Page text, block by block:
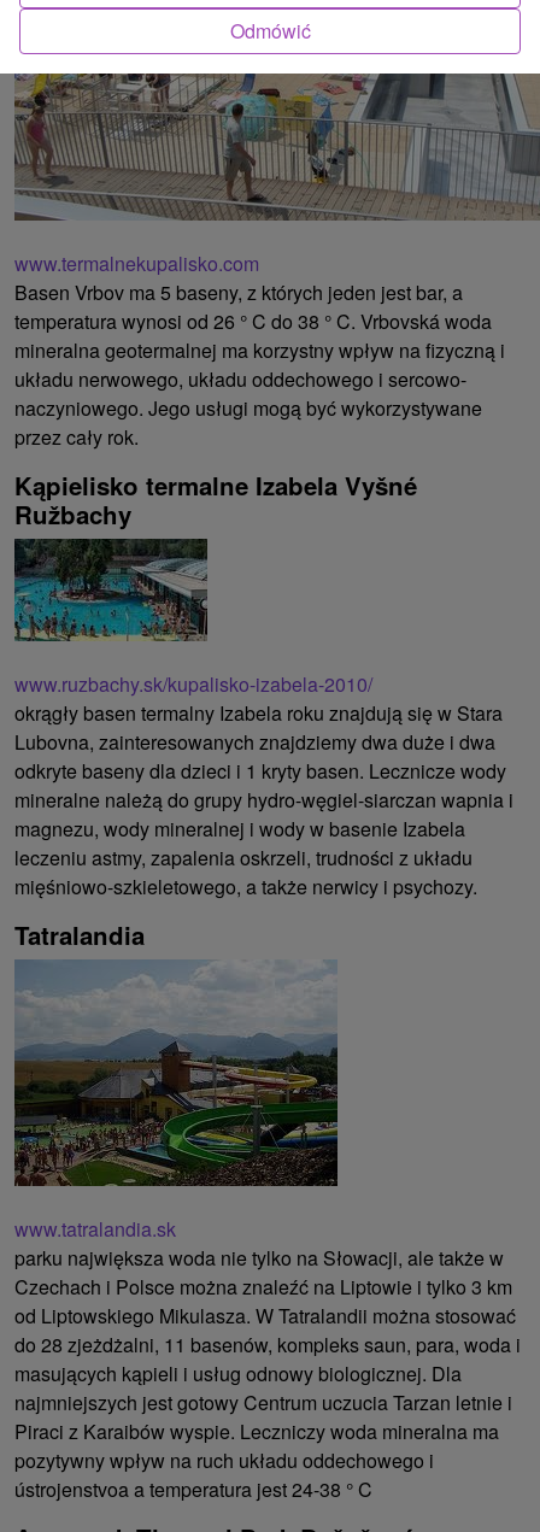
www.termalnekupalisko.com
Basen Vrbov ma 5 baseny, z których jeden jest bar, a
temperatura wynosi od 26 ° C do 38 ° C. Vrbovská woda
mineralna geotermalnej ma korzystny wpływ na fizyczną i
układu nerwowego, układu oddechowego i sercowo-
naczyniowego. Jego usługi mogą być wykorzystywane
przez cały rok.
Kąpielisko termalne Izabela Vyšné
Ružbachy
www.ruzbachy.sk/kupalisko-izabela-2010/
okrągły basen termalny Izabela roku znajdują się w Stara
Lubovna, zainteresowanych znajdziemy dwa duże i dwa
odkryte baseny dla dzieci i 1 kryty basen. Lecznicze wody
mineralne należą do grupy hydro-węgiel-siarczan wapnia i
magnezu, wody mineralnej i wody w basenie Izabela
leczeniu astmy, zapalenia oskrzeli, trudności z układu
mięśniowo-szkieletowego, a także nerwicy i psychozy.
Tatralandia
www.tatralandia.sk
parku największa woda nie tylko na Słowacji, ale także w
Czechach i Polsce można znaleźć na Liptowie i tylko 3 km
od Liptowskiego Mikulasza. W Tatralandii można stosować
do 28 zjeżdżalni, 11 basenów, kompleks saun, para, woda i
masujących kąpieli i usług odnowy biologicznej. Dla
najmniejszych jest gotowy Centrum uczucia Tarzan letnie i
Piraci z Karaibów wyspie. Leczniczy woda mineralna ma
pozytywny wpływ na ruch układu oddechowego i
ústrojenstvoa a temperatura jest 24-38 ° C
Odmówić